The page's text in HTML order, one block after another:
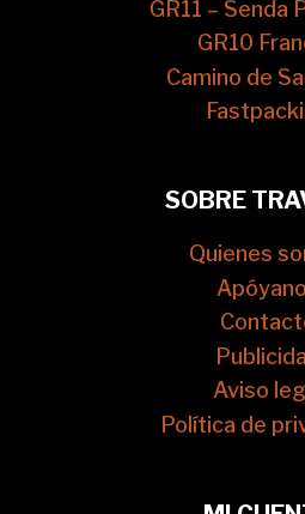
GR11 – Senda
GR10
Camino de
SOBRE
Quienes
Aviso
Política de